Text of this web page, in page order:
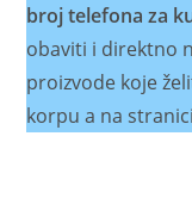
broj telefona za
obaviti i direktno
proizvode koje
korpu a na